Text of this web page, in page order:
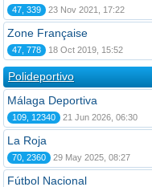
47, 339 23 Nov 2021, 17:22
Zone Française
47, 778 18 Oct 2019, 15:52
Polideportivo
Málaga Deportiva
109, 12340 21 Jun 2026, 06:30
La Roja
70, 2360 29 May 2025, 08:27
Fútbol Nacional